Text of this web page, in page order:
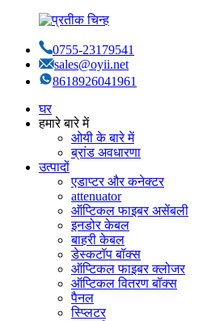
0755-23179541
sales@oyii.net
8618926041961
घर
हमारे बारे में
ओयी के बारे में
ब्रांड अवधारणा
उत्पादों
एडाप्टर और कनेक्टर
attenuator
ऑप्टिकल फाइबर असेंबली
इनडोर केबल
बाहरी केबल
डेस्कटॉप बॉक्स
ऑप्टिकल फाइबर क्लोजर
ऑप्टिकल वितरण बॉक्स
पैनल
स्प्लिटर